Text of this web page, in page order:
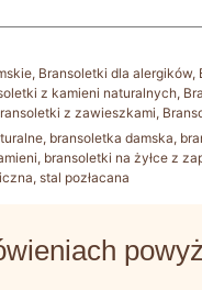
, Bransoletki dla alergików,
z kamieni naturalnych,
z zawieszkami,
, bransoletka damska,
, bransoletki na żyłce z
,stal pozłacana